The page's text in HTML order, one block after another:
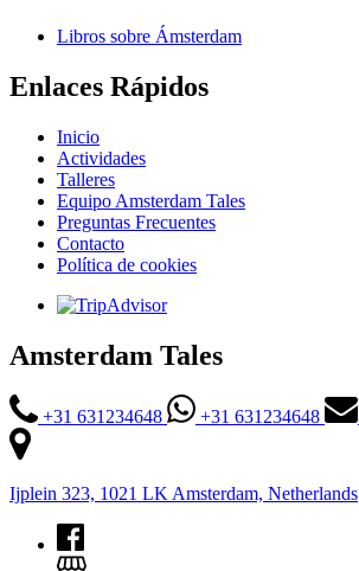
Libros sobre Ámsterdam
Enlaces Rápidos
Inicio
Actividades
Talleres
Equipo Amsterdam Tales
Preguntas Frecuentes
Contacto
Política de cookies
Amsterdam Tales
+31 631234648 +31 631234648
Ijplein 323, 1021 LK Amsterdam, Netherlands